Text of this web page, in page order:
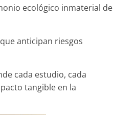
ecológico inmaterial de
anticipan riesgos
cada estudio, cada
tangible en la